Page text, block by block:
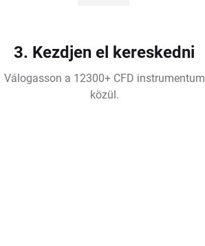
3. Kezdjen el kereskedni
Válogasson a 12300+ CFD instrumentum
közül.